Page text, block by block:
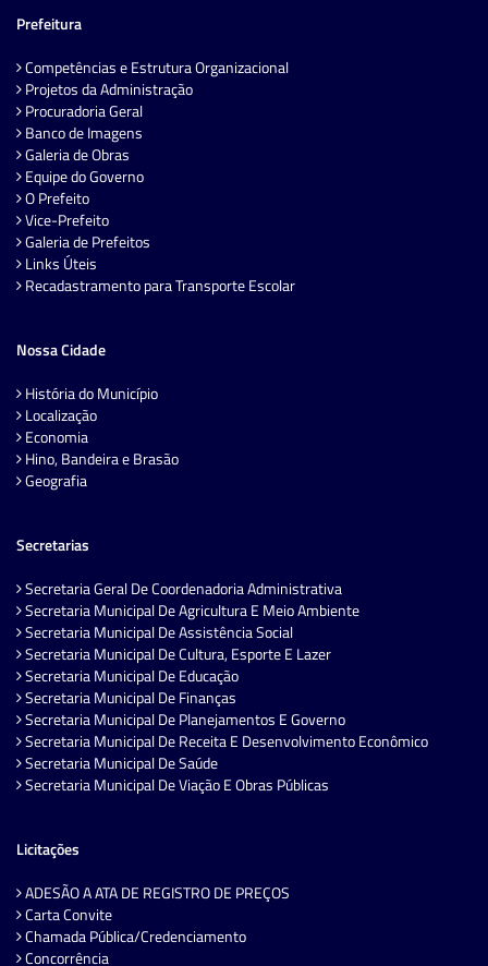
Prefeitura
Competências e Estrutura Organizacional
Projetos da Administração
Procuradoria Geral
Banco de Imagens
Galeria de Obras
Equipe do Governo
O Prefeito
Vice-Prefeito
Galeria de Prefeitos
Links Úteis
Recadastramento para Transporte Escolar
Nossa Cidade
História do Município
Localização
Economia
Hino, Bandeira e Brasão
Geografia
Secretarias
Secretaria Geral De Coordenadoria Administrativa
Secretaria Municipal De Agricultura E Meio Ambiente
Secretaria Municipal De Assistência Social
Secretaria Municipal De Cultura, Esporte E Lazer
Secretaria Municipal De Educação
Secretaria Municipal De Finanças
Secretaria Municipal De Planejamentos E Governo
Secretaria Municipal De Receita E Desenvolvimento Econômico
Secretaria Municipal De Saúde
Secretaria Municipal De Viação E Obras Públicas
Licitações
ADESÃO A ATA DE REGISTRO DE PREÇOS
Carta Convite
Chamada Pública/Credenciamento
Concorrência